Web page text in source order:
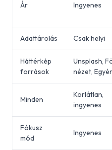
Ár Ingyenes
Adattárolás Csak helyi
Háttérkép
források
Unsplash,
nézet,
Minden
Korlátlan,
ingyenes
Fókusz
mód
Ingyenes